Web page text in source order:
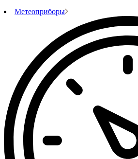
Метеоприборы